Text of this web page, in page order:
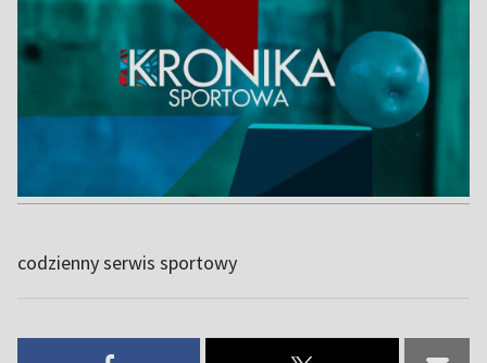
codzienny serwis sportowy